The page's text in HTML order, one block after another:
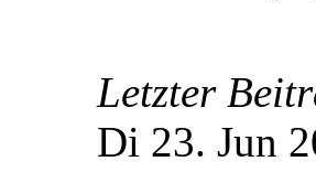
Letzter
Di 23. Jun